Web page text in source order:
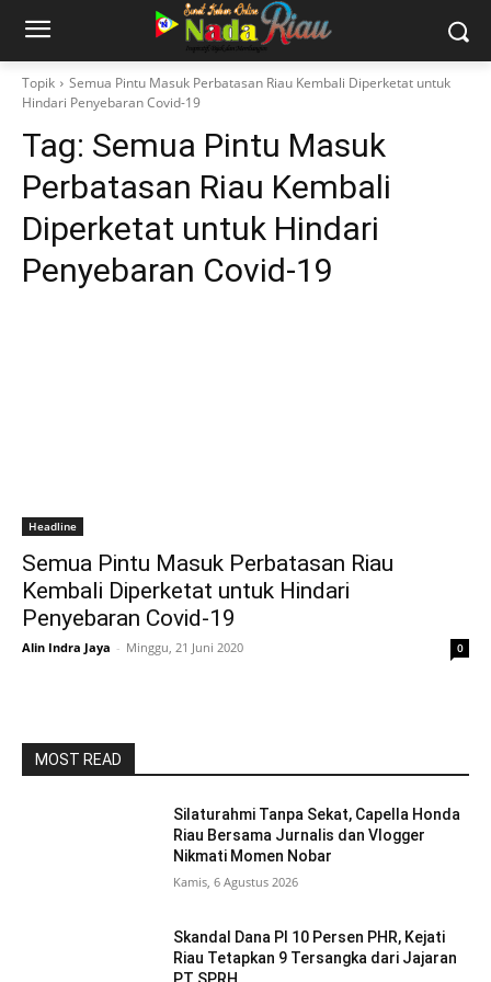
Topik
Semua Pintu Masuk Perbatasan Riau Kembali Diperketat untuk
Hindari Penyebaran Covid-19
Tag: Semua Pintu Masuk
Perbatasan Riau Kembali
Diperketat untuk Hindari
Penyebaran Covid-19
Headline
Semua Pintu Masuk Perbatasan Riau
Kembali Diperketat untuk Hindari
Penyebaran Covid-19
Alin Indra Jaya - Minggu, 21 Juni 2020 0
MOST READ
Silaturahmi Tanpa Sekat, Capella Honda
Riau Bersama Jurnalis dan Vlogger
Nikmati Momen Nobar
Kamis, 6 Agustus 2026
Skandal Dana PI 10 Persen PHR, Kejati
Riau Tetapkan 9 Tersangka dari Jajaran
PT SPRH